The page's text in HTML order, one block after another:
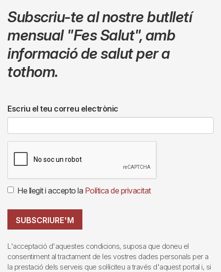
Subscriu-te al nostre butlletí
mensual "Fes Salut",amb
informació de salut per a
tothom.
Escriu el teu correu electrònic
He llegit i accepto la Política de privacitat
SUBSCRIURE'M
L'acceptació d'aquestes condicions, suposa que doneu el
consentiment al tractament de les vostres dades personals per a
la prestació dels serveis que sol·liciteu a través d'aquest portal i, si